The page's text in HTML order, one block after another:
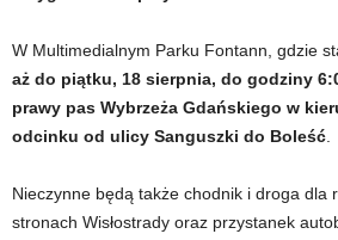
W Multimedialnym Parku Fontann, gdzie
aż do piątku, 18 sierpnia, do godziny
prawy pas Wybrzeża Gdańskiego w
odcinku od ulicy Sanguszki do Boleść.
Nieczynne będą także chodnik i droga dla
stronach Wisłostrady oraz przystanek